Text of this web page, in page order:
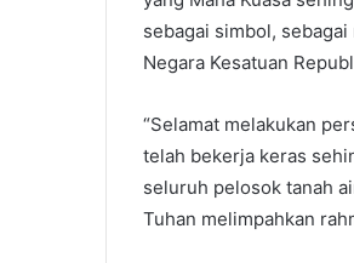
sebagai simbol,
Negara Kesatuan
“Selamat melakukan
telah bekerja keras
seluruh pelosok tanah
Tuhan melimpahkan